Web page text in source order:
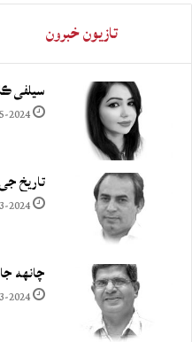
تازيون خبرون
سيلفي
2024
تاريخ
2024
چانهه
2024